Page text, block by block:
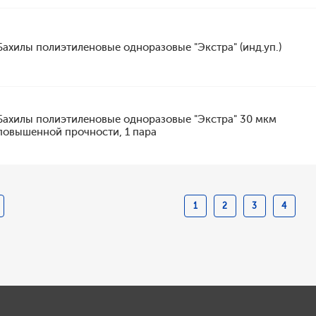
полиэтиленовые одноразовые "Экстра" (инд.уп.)
полиэтиленовые одноразовые "Экстра" 30 мкм
прочности, 1 пара
1 2 3 4